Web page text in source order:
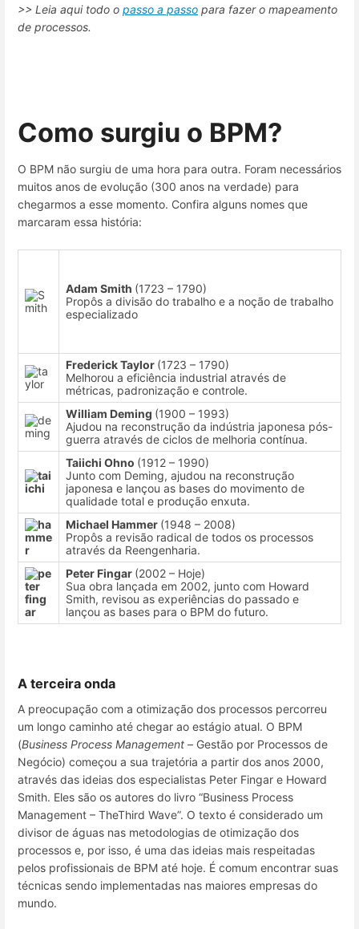
>> Leia aqui todo o passo a passo para fazer o mapeamento
de processos.
Como surgiu o BPM?
O BPM não surgiu de uma hora para outra. Foram necessários
muitos anos de evolução (300 anos na verdade) para
chegarmos a esse momento. Confira alguns nomes que
marcaram essa história:
Adam Smith (1723 – 1790)
Propôs a divisão do trabalho e a noção de trabalho
especializado
Frederick Taylor (1723 – 1790)
Melhorou a eficiência industrial através de
métricas, padronização e controle.
William Deming (1900 – 1993)
Ajudou na reconstrução da indústria japonesa pós-
guerra através de ciclos de melhoria contínua.
Taiichi Ohno (1912 – 1990)
Junto com Deming, ajudou na reconstrução
japonesa e lançou as bases do movimento de
qualidade total e produção enxuta.
Michael Hammer (1948 – 2008)
Propôs a revisão radical de todos os processos
através da Reengenharia.
Peter Fingar (2002 – Hoje)
Sua obra lançada em 2002, junto com Howard
Smith, revisou as experiências do passado e
lançou as bases para o BPM do futuro.
A terceira onda
A preocupação com a otimização dos processos percorreu
um longo caminho até chegar ao estágio atual. O BPM
(Business Process Management – Gestão por Processos de
Negócio) começou a sua trajetória a partir dos anos 2000,
através das ideias dos especialistas Peter Fingar e Howard
Smith. Eles são os autores do livro “Business Process
Management – TheThird Wave”. O texto é considerado um
divisor de águas nas metodologias de otimização dos
processos e, por isso, é uma das ideias mais respeitadas
pelos profissionais de BPM até hoje. É comum encontrar suas
técnicas sendo implementadas nas maiores empresas do
mundo.